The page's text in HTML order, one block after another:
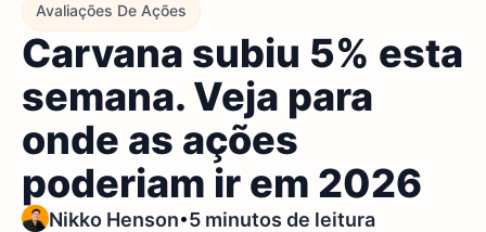
Avaliações De Ações
Carvana subiu 5% esta
semana. Veja para
onde as ações
poderiam ir em 2026
Nikko Henson•5 minutos de leitura